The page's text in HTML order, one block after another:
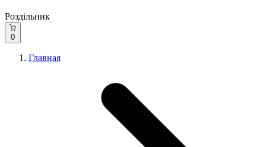
Роздільник
0
Главная